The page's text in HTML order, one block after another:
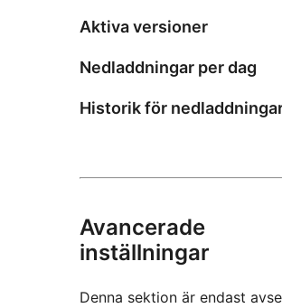
Aktiva versioner
Nedladdningar per dag
Historik för
Avancerade
inställningar
Denna sektion är endast